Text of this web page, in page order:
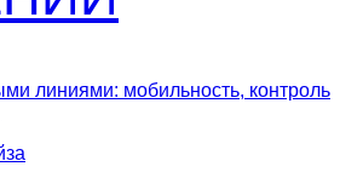
линиями: мобильность, контроль